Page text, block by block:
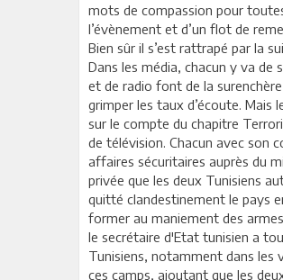
mots de compassion pour
l’évènement et d’un flot de
Bien sûr il s’est rattrapé par la
Dans les média, chacun y va de
et de radio font de la
grimper les taux d’écoute. Mais
sur le compte du chapitre
de télévision. Chacun avec son
affaires sécuritaires auprès du
privée que les deux Tunisiens
quitté clandestinement le pays
former au maniement des
le secrétaire d'Etat tunisien a
Tunisiens, notamment dans les
ces camps, ajoutant que les